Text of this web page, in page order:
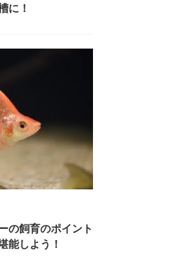
に！
の飼育のポイント
能しよう！